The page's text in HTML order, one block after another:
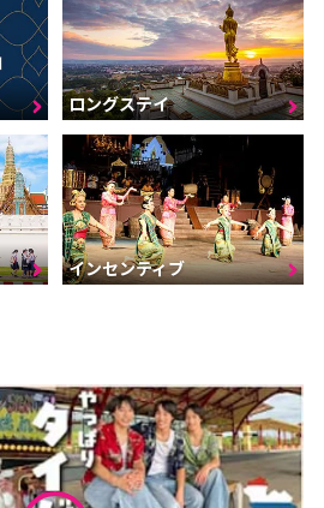
ロングステイ
インセンティブ